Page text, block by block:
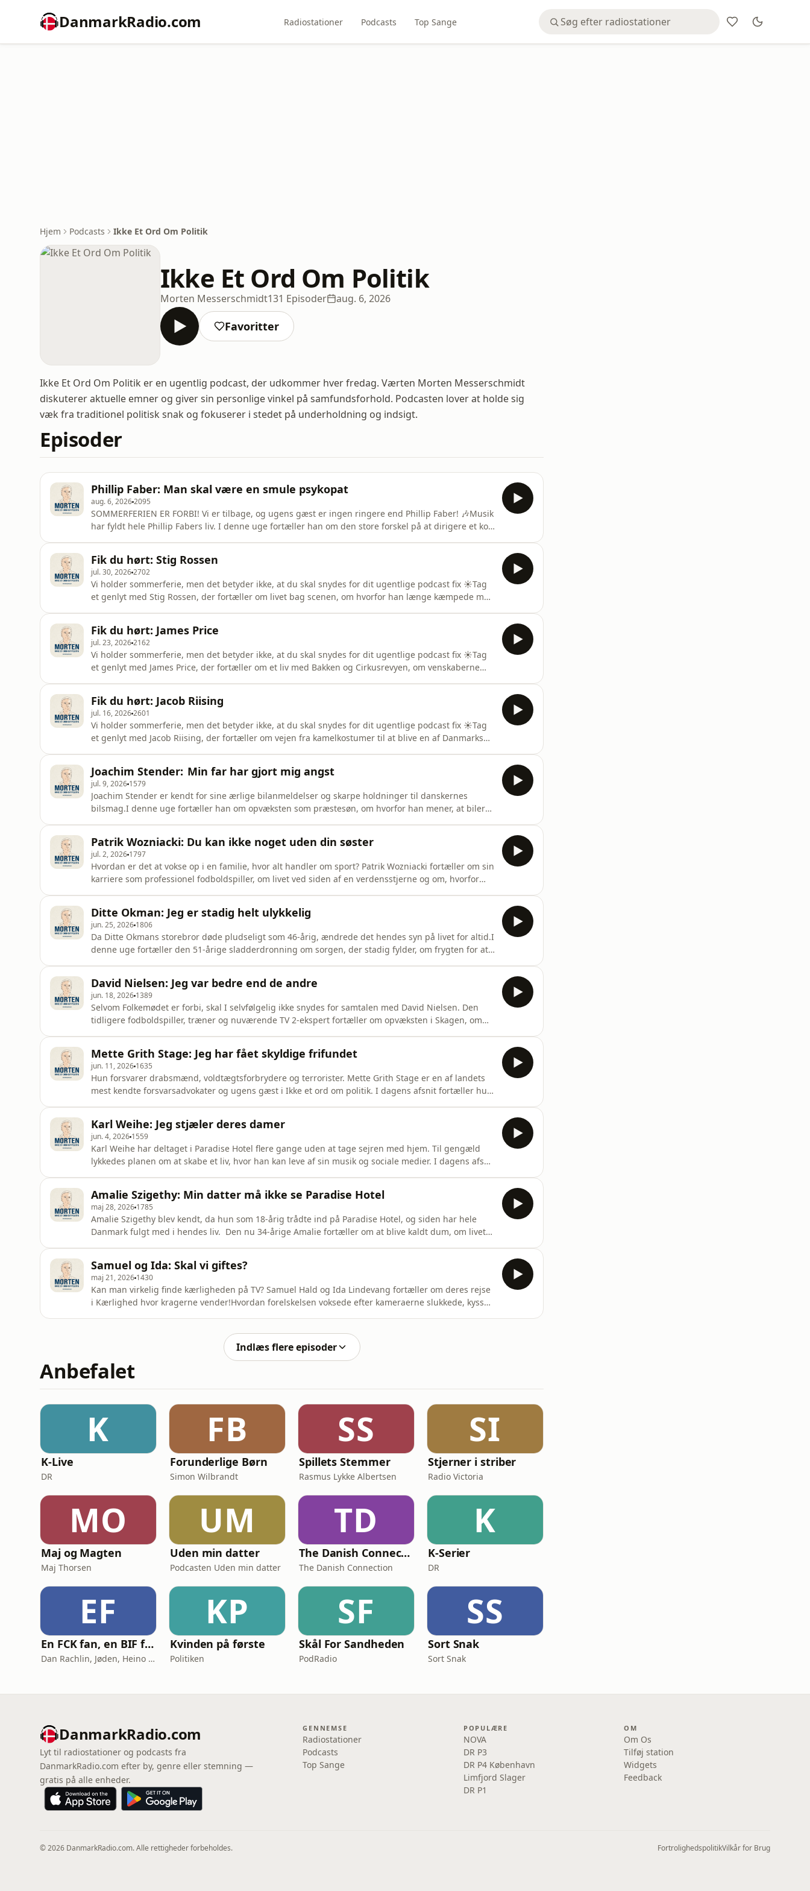
DanmarkRadio.com Radiostationer Podcasts Top Sange
Hjem Podcasts Ikke Et Ord Om Politik
Ikke Et Ord Om Politik
Morten Messerschmidt131 Episoder aug. 6, 2026
Favoritter
Ikke Et Ord Om Politik er en ugentlig podcast, der udkommer hver fredag. Værten Morten Messerschmidt
diskuterer aktuelle emner og giver sin personlige vinkel på samfundsforhold. Podcasten lover at holde sig
væk fra traditionel politisk snak og fokuserer i stedet på underholdning og indsigt.
Episoder
Phillip Faber: Man skal være en smule psykopat
aug. 6, 20262095
SOMMERFERIEN ER FORBI! Vi er tilbage, og ugens gæst er ingen ringere end Phillip Faber! 🎶Musik
har fyldt hele Phillip Fabers liv. I denne uge fortæller han om den store forskel på at dirigere et kor
Fik du hørt: Stig Rossen
jul. 30, 20262702
Vi holder sommerferie, men det betyder ikke, at du skal snydes for dit ugentlige podcast fix ☀️Tag
et genlyt med Stig Rossen, der fortæller om livet bag scenen, om hvorfor han længe kæmpede med
Fik du hørt: James Price
jul. 23, 20262162
Vi holder sommerferie, men det betyder ikke, at du skal snydes for dit ugentlige podcast fix ☀️Tag
et genlyt med James Price, der fortæller om et liv med Bakken og Cirkusrevyen, om venskaberne
passionen for mad eg
Fik du hørt: Jacob Riising
jul. 16, 20262601
Vi holder sommerferie, men det betyder ikke, at du skal snydes for dit ugentlige podcast fix ☀️Tag
et genlyt med Jacob Riising, der fortæller om vejen fra kamelkostumer til at blive en af Danmarks
Joachim Stender: Min far har gjort mig angst
jul. 9, 2026 1579
Joachim Stender er kendt for sine ærlige bilanmeldelser og skarpe holdninger til danskernes
bilsmag.I denne uge fortæller han om opvæksten som præstesøn, om hvorfor han mener, at biler
Patrik Wozniacki: Du kan ikke noget uden din søster
jul. 2, 2026 1797
Hvordan er det at vokse op i en familie, hvor alt handler om sport? Patrik Wozniacki fortæller om sin
karriere som professionel fodboldspiller, om livet ved siden af en verdensstjerne og om, hvorfor
selv er op
Ditte Okman: Jeg er stadig helt ulykkelig
jun. 25, 2026 1806
Da Ditte Okmans storebror døde pludseligt som 46-årig, ændrede det hendes syn på livet for altid.I
denne uge fortæller den 51-årige sladderdronning om sorgen, der stadig fylder, om frygten for at
klare sig
David Nielsen: Jeg var bedre end de andre
jun. 18, 2026 1389
Selvom Folkemødet er forbi, skal I selvfølgelig ikke snydes for samtalen med David Nielsen. Den
tidligere fodboldspiller, træner og nuværende TV 2-ekspert fortæller om opvæksten i Skagen, om
til sommer.
Mette Grith Stage: Jeg har fået skyldige frifundet
jun. 11, 2026 1635
Hun forsvarer drabsmænd, voldtægtsforbrydere og terrorister. Mette Grith Stage er en af landets
mest kendte forsvarsadvokater og ugens gæst i Ikke et ord om politik. I dagens afsnit fortæller hun
egentlig et menne
Karl Weihe: Jeg stjæler deres damer
jun. 4, 2026 1559
Karl Weihe har deltaget i Paradise Hotel flere gange uden at tage sejren med hjem. Til gengæld
lykkedes planen om at skabe et liv, hvor han kan leve af sin musik og sociale medier. I dagens afsnit
sangene “
Amalie Szigethy: Min datter må ikke se Paradise Hotel
maj 28, 2026 1785
Amalie Szigethy blev kendt, da hun som 18-årig trådte ind på Paradise Hotel, og siden har hele
Danmark fulgt med i hendes liv. Den nu 34-årige Amalie fortæller om at blive kaldt dum, om livet
Samuel og Ida: Skal vi giftes?
maj 21, 2026 1430
Kan man virkelig finde kærligheden på TV? Samuel Hald og Ida Lindevang fortæller om deres rejse
i Kærlighed hvor kragerne vender!Hvordan forelskelsen voksede efter kameraerne slukkede, kysset
Indlæs flere episoder
Anbefalet
K
K-Live
DR
FB
Forunderlige Børn
Simon Wilbrandt
SS
Spillets Stemmer
Rasmus Lykke Albertsen
SI
Stjerner i striber
Radio Victoria
MO
Maj og Magten
Maj Thorsen
UM
Uden min datter
Podcasten Uden min datter
TD
The Danish Connection
The Danish Connection
K
K-Serier
DR
EF
En FCK fan, en BIF fan og en AGF fan går ind på en bar
Dan Rachlin, Jøden, Heino Hansen
KP
Kvinden på første
Politiken
SF
Skål For Sandheden
PodRadio
SS
Sort Snak
Sort Snak
DanmarkRadio.com
Lyt til radiostationer og podcasts fra
DanmarkRadio.com efter by, genre eller stemning —
gratis på alle enheder.
GENNEMSE
Radiostationer
Podcasts
Top Sange
POPULÆRE
NOVA
DR P3
DR P4 København
Limfjord Slager
DR P1
OM
Om Os
Tilføj station
Widgets
Feedback
© 2026 DanmarkRadio.com. Alle rettigheder forbeholdes. FortrolighedspolitikVilkår for Brug